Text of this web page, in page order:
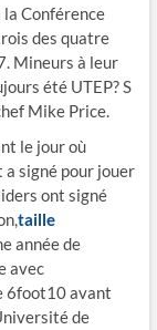
Conférence
des quatre
Mineurs à leur
été UTEP? S
Mike Price.
le jour où
signé pour jouer
ont signé
taille
année de
avec
6foot10 avant
de